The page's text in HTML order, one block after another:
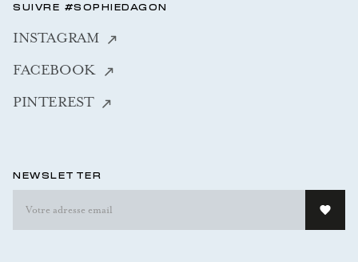
SUIVRE #SOPHIEDAGON
INSTAGRAM
FACEBOOK
PINTEREST
NEWSLETTER